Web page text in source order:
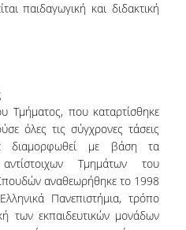
παιδαγωγική και διδακτική
που καταρτίσθηκε
όλες τις σύγχρονες τάσεις
διαμορφωθεί με βάση τα
Τμημάτων του
αναθεωρήθηκε το 1998
Πανεπιστήμια, τρόπο
των εκπαιδευτικών μονάδων